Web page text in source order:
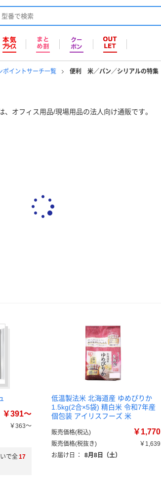
ポイントサーチ一覧 便利 米／パン／シリアルの特集
、オフィス用品/現場用品の法人向け通販です。
￥391～
￥363～
で全17
低温製法米 北海道産 ゆめぴりか
1.5kg(2合×5袋) 精白米 令和7年産
個包装 アイリスフーズ 米
販売価格(税込) ￥1,770
販売価格(税抜き)
￥1,639
お届け日
： 8月8日（土）